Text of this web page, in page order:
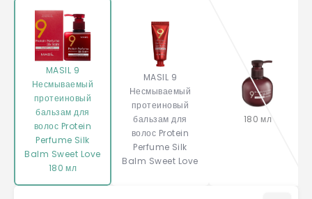
MASIL 9
Несмываемый
протеиновый
бальзам для
волос Protein
Perfume Silk
Balm Sweet Love
180 мл
MASIL 9
Несмываемый
протеиновый
бальзам для
волос Protein
Perfume Silk
Balm Sweet Love
180 мл